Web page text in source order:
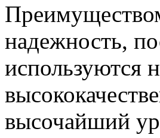
надежность,
используются
высочайший